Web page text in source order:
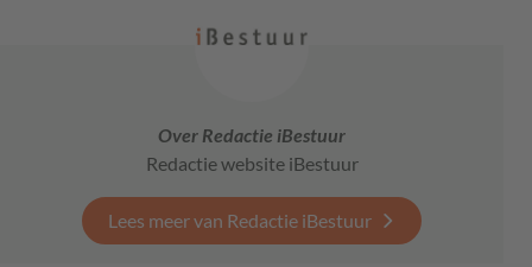
Over Redactie iBestuur
Redactie website iBestuur
Lees meer van Redactie iBestuur